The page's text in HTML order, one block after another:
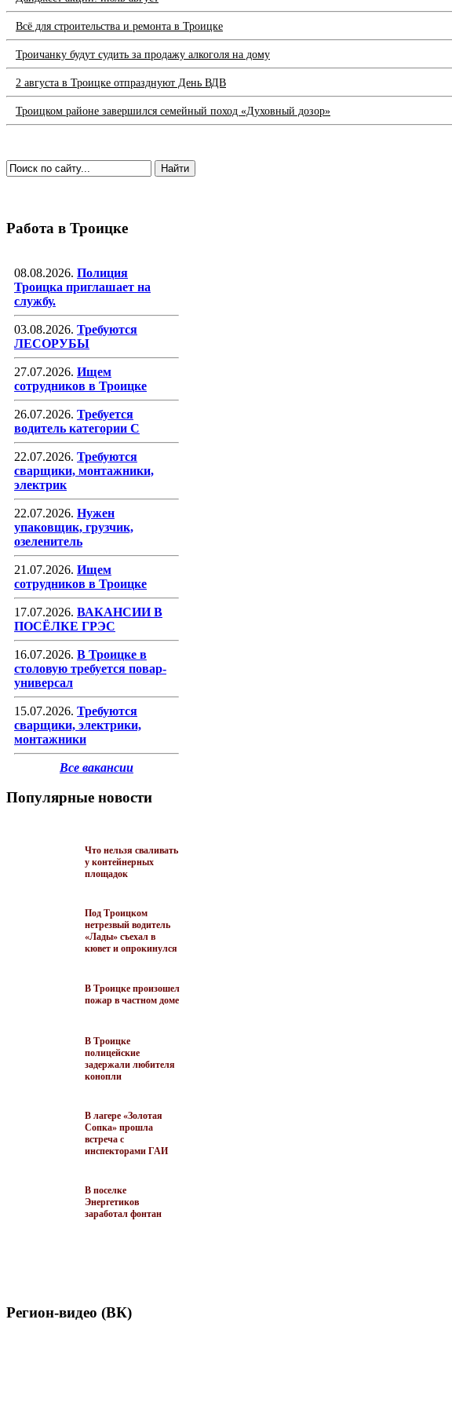
Всё для строительства и ремонта в Троицке
Троичанку будут судить за продажу алкоголя на дому
2 августа в Троицке отпразднуют День ВДВ
Троицком районе завершился семейный поход «Духовный дозор»
Работа в Троицке
08.08.2026. Полиция
Троицка приглашает на
службу.
03.08.2026. Требуются
ЛЕСОРУБЫ
27.07.2026. Ищем
сотрудников в Троицке
26.07.2026. Требуется
водитель категории С
22.07.2026. Требуются
сварщики, монтажники,
электрик
22.07.2026. Нужен
упаковщик, грузчик,
озеленитель
21.07.2026. Ищем
сотрудников в Троицке
17.07.2026. ВАКАНСИИ В
ПОСЁЛКЕ ГРЭС
16.07.2026. В Троицке в
столовую требуется повар-
универсал
15.07.2026. Требуются
сварщики, электрики,
монтажники
Все вакансии
Популярные новости
Что нельзя сваливать
у контейнерных
площадок
Под Троицком
нетрезвый водитель
«Лады» съехал в
кювет и опрокинулся
В Троицке произошел
пожар в частном доме
В Троицке
полицейские
задержали любителя
конопли
В лагере «Золотая
Сопка» прошла
встреча с
инспекторами ГАИ
В поселке
Энергетиков
заработал фонтан
Регион-видео (ВК)